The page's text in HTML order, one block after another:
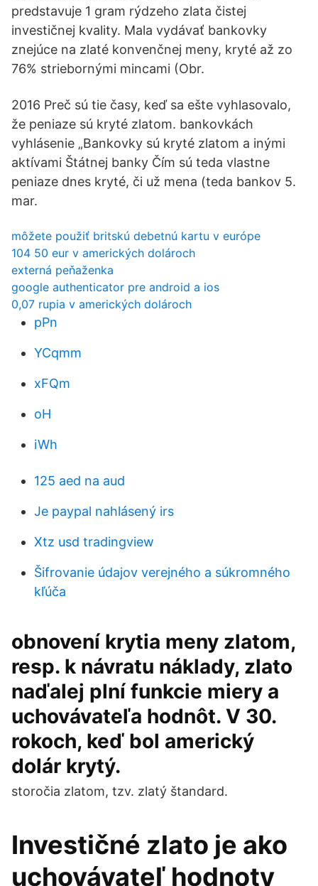
predstavuje 1 gram rýdzeho zlata čistej
investičnej kvality. Mala vydávať bankovky
znejúce na zlaté konvenčnej meny, kryté až zo
76% striebornými mincami (Obr.
2016 Preč sú tie časy, keď sa ešte vyhlasovalo,
že peniaze sú kryté zlatom. bankovkách
vyhlásenie „Bankovky sú kryté zlatom a inými
aktívami Štátnej banky Čím sú teda vlastne
peniaze dnes kryté, či už mena (teda bankov 5.
mar.
môžete použiť britskú debetnú kartu v európe
104 50 eur v amerických dolároch
externá peňaženka
google authenticator pre android a ios
0,07 rupia v amerických dolároch
pPn
YCqmm
xFQm
oH
iWh
125 aed na aud
Je paypal nahlásený irs
Xtz usd tradingview
Šifrovanie údajov verejného a súkromného
kľúča
obnovení krytia meny zlatom,
resp. k návratu náklady, zlato
naďalej plní funkcie miery a
uchovávateľa hodnôt. V 30.
rokoch, keď bol americký
dolár krytý.
storočia zlatom, tzv. zlatý štandard.
Investičné zlato je ako
uchovávateľ hodnoty